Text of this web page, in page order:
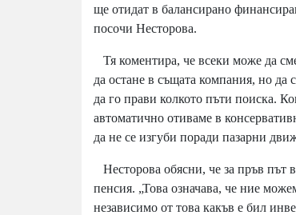
ще отидат в балансирано
посочи Несторова.
Тя коментира, че всеки може да
да остане в същата компания, но
да го прави колкото пъти поиска.
автоматично отиваме в
да не се изгуби поради пазарни
Несторова обясни, че за пръв път
пенсия. „Това означава, че ние
независимо от това какъв е бил